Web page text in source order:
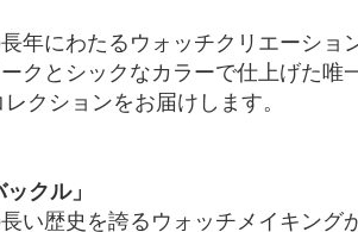
年にわたるウォッチクリエーショ
クとシックなカラーで仕上げた唯
クションをお届けします。
クル」
い歴史を誇るウォッチメイキング